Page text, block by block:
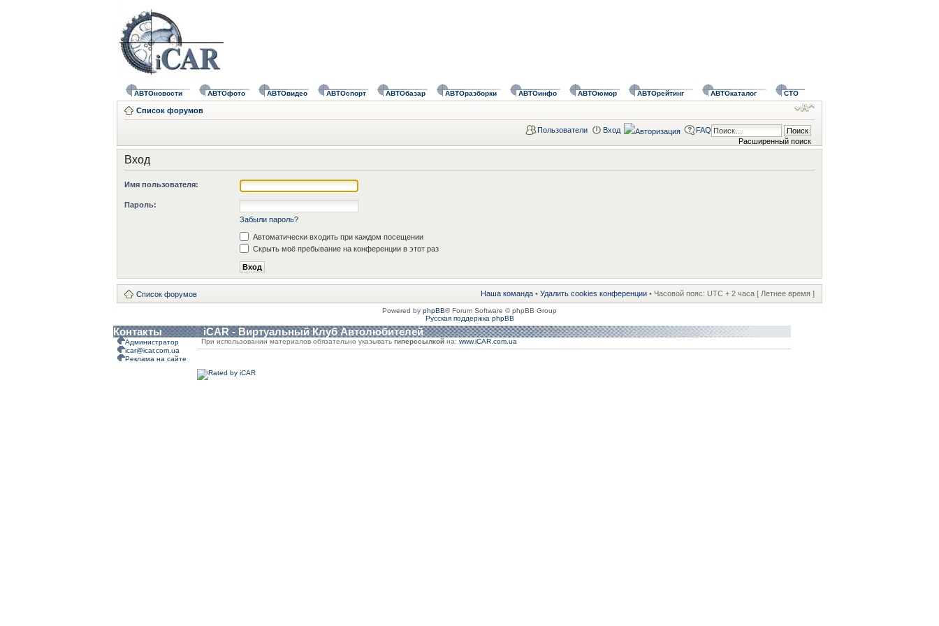
АВТОновости АВТОфото АВТОвидео АВТОспорт АВТОбазар АВТОразборки АВТОинфо АВТОюмор АВТОрейтинг АВТОкаталог СТО
Список форумов
Расширенный поиск
Пользователи Вход FAQ
Вход
Имя пользователя:
Пароль:
Забыли пароль?
Автоматически входить при каждом посещении
Скрыть моё пребывание на конференции в этот раз
Список форумов Наша команда • Удалить cookies конференции • Часовой пояс: UTC + 2 часа [ Летнее время ]
Powered by phpBB® Forum Software © phpBB Group
Русская поддержка phpBB
Контакты iCAR - Виртуальный Клуб Автолюбителей
Администратор
icar@icar.com.ua
Реклама на сайте
При использовании материалов обязательно указывать гиперссылкой на: www.iCAR.com.ua